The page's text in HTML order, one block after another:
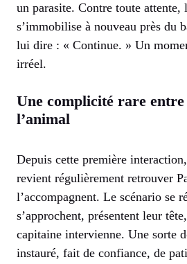
un parasite. Contre toute attente,
s’immobilise à nouveau près du
lui dire : « Continue. » Un
irréel.
Une complicité rare entre
l’animal
Depuis cette première
revient régulièrement retrouver
l’accompagnent. Le scénario se
s’approchent, présentent leur
capitaine intervienne. Une sorte
instauré, fait de confiance, de